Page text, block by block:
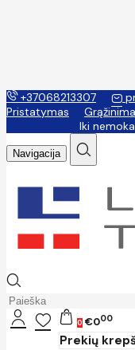
+37068213307
Pristatymas
Iki
Navigacija
0 €000
Prekių